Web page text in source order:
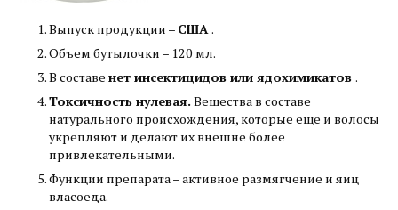
Выпуск продукции – США .
Объем бутылочки – 120 мл.
В составе нет инсектицидов или ядохимикатов .
Токсичность нулевая.Вещества в составе
натурального происхождения, которые еще и волосы
укрепляют и делают их внешне более
привлекательными.
Функции препарата – активное размягчение и яиц
власоеда.